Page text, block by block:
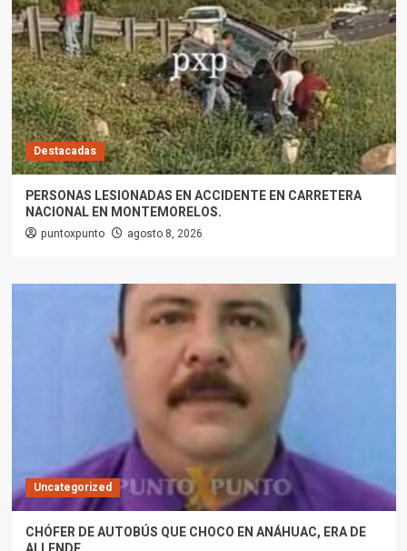
Destacadas
PERSONAS LESIONADAS EN ACCIDENTE EN CARRETERA
NACIONAL EN MONTEMORELOS.
puntoxpunto agosto 8, 2026
Uncategorized
CHÓFER DE AUTOBÚS QUE CHOCO EN ANÁHUAC, ERA DE